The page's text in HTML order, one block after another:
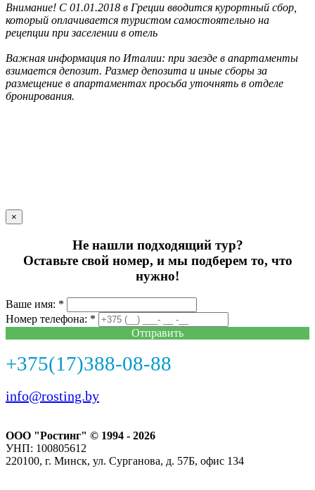
Внимание! С 01.01.2018 в Греции вводится курортный сбор,
который оплачивается туристом самостоятельно на
рецепции при заселении в отель
Важная информация по Италии: при заезде в апартаменты
взимается депозит. Размер депозита и иные сборы за
размещение в апартаментах просьба уточнять в отделе
бронирования.
×
Не нашли подходящий тур?
Оставьте свой номер, и мы подберем то, что
нужно!
Ваше имя: *
Номер телефона: *
Отправить
+375(17)388-08-88
info@rosting.by
ООО "Ростинг" © 1994 - 2026
УНП: 100805612
220100, г. Минск, ул. Сурганова, д. 57Б, офис 134